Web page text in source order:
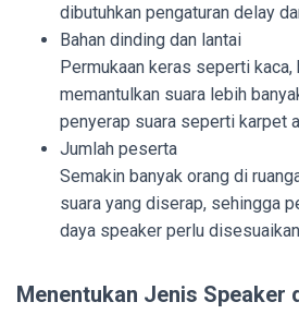
dibutuhkan pengaturan delay
Bahan dinding dan lantai
Permukaan keras seperti kaca,
memantulkan suara lebih
penyerap suara seperti karpet
Jumlah peserta
Semakin banyak orang di
suara yang diserap, sehingga
daya speaker perlu
Menentukan Jenis Speaker